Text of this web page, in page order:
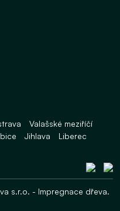
Valašské meziříčí
Jihlava
Liberec
s.r.o. - Impregnace dřeva.